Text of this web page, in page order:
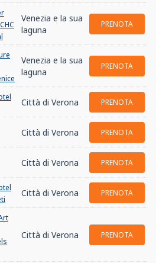
Venezia e la sua
laguna
PRENOTA
Venezia e la sua
laguna
PRENOTA
Città di Verona PRENOTA
Città di Verona PRENOTA
Città di Verona PRENOTA
Città di Verona PRENOTA
Città di Verona PRENOTA